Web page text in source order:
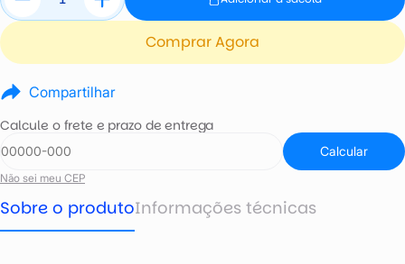
Comprar Agora
Compartilhar
Calcule o frete e prazo de entrega
Calcular
Não sei meu CEP
Sobre o produtoInformações técnicas